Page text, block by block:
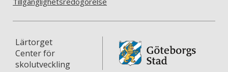
Lärtorget
Center för
skolutveckling